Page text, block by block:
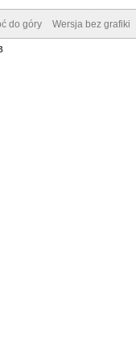
do góry Wersja bez grafiki